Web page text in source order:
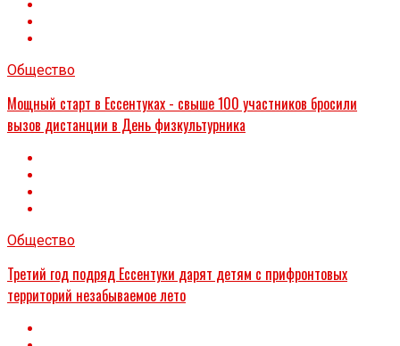
Общество
Мощный старт в Ессентуках - свыше 100 участников бросили
вызов дистанции в День физкультурника
Общество
Третий год подряд Ессентуки дарят детям с прифронтовых
территорий незабываемое лето